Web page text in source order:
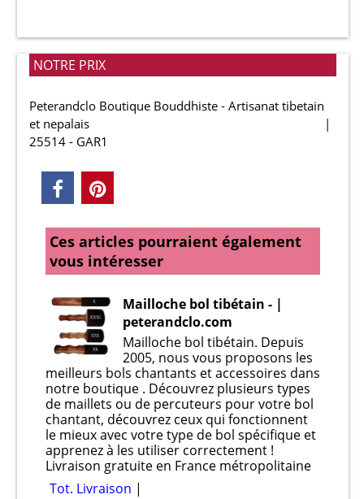
NOTRE PRIX
Peterandclo Boutique Bouddhiste - Artisanat tibetain
et nepalais
25514 - GAR1
Ces articles pourraient également
vous intéresser
Mailloche bol tibétain - |
peterandclo.com
Mailloche bol tibétain. Depuis
2005, nous vous proposons les
meilleurs bols chantants et accessoires dans
notre boutique . Découvrez plusieurs types
de maillets ou de percuteurs pour votre bol
chantant, découvrez ceux qui fonctionnent
le mieux avec votre type de bol spécifique et
apprenez à les utiliser correctement !
Livraison gratuite en France métropolitaine
Tot. Livraison